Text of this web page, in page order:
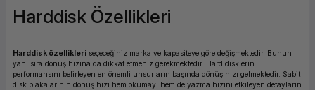
Harddisk Özellikleri
Harddisk özellikleri seçeceğiniz marka ve kapasiteye göre değişmektedir. Bunun
yanı sıra dönüş hızına da dikkat etmeniz gerekmektedir. Hard disklerin
performansını belirleyen en önemli unsurların başında dönüş hızı gelmektedir. Sabit
disk plakalarının dönüş hızı hem okumayı hem de yazma hızını etkileyen detayların